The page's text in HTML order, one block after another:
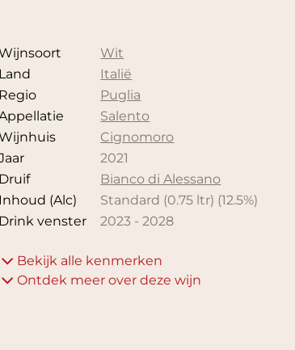
Wit
Land
Italië
Regio
Puglia
Salento
Cignomoro
2021
Druif
Bianco di Alessano
Inhoud (Alc)
Standard (0.75 ltr) (12.5%)
Drink venster
2023 -2028
Bekijk alle kenmerken
Ontdek meer over deze wijn